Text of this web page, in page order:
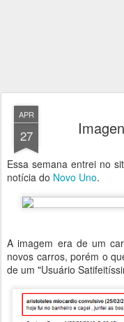
APR
27
Essa semana entrei no
notícia do Novo Uno.
A imagem era de um
novos carros, porém o
de um "Usuário